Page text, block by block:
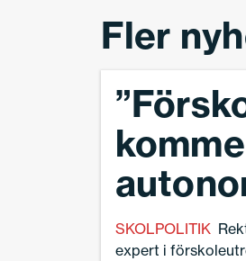
Fler
SKOLPOLITIK
expert i